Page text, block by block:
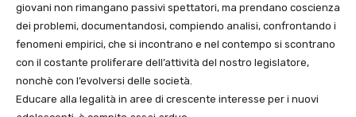
giovani non rimangano passivi spettatori, ma prendano coscienza
dei problemi, documentandosi, compiendo analisi, confrontando i
fenomeni empirici, che si incontrano e nel contempo si scontrano
con il costante proliferare dell’attività del nostro legislatore,
nonchè con l’evolversi delle società.
Educare alla legalità in aree di crescente interesse per i nuovi